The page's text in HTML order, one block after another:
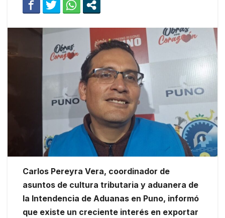
Carlos Pereyra Vera, coordinador de
asuntos de cultura tributaria y aduanera de
la Intendencia de Aduanas en Puno, informó
que existe un creciente interés en exportar